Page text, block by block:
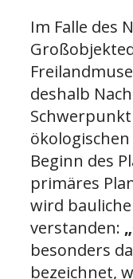
Im Falle des
deshalb
Beginn des
primäres
wird
verstanden: „
besonders
bezeichnet,